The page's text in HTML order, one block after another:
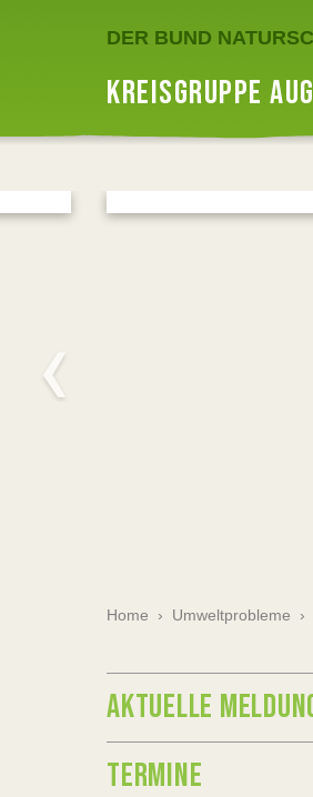
DER BUND
KREISGRUPPE
Home › Umweltprobleme ›
AKTUELLE
TERMINE